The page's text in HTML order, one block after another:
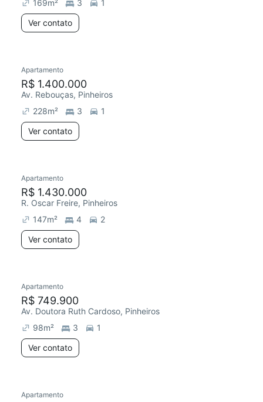
169m² 3
1
Ver contato
Redecorar
Apartamento
R$ 1.400.000
Av. Rebouças, Pinheiros
228m² 3
1
Ver contato
Redecorar
Apartamento
R$ 1.430.000
R. Oscar Freire, Pinheiros
147m² 4
2
Ver contato
Redecorar
Apartamento
R$ 749.900
Av. Doutora Ruth Cardoso, Pinheiros
98m² 3
1
Ver contato
Redecorar
Apartamento